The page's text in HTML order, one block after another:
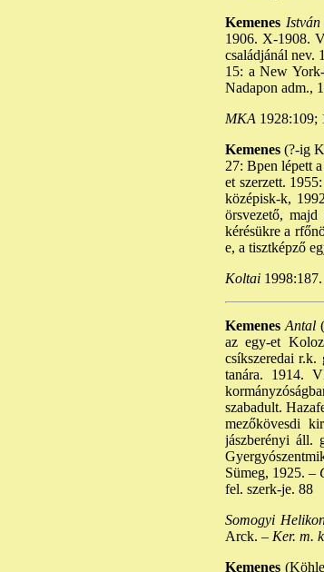
Kemenes István
1906. X-1908.
családjánál nev.
15: a New
Nadapon adm.,
MKA 1928:109;
Kemenes (?-ig
27: Bpen lépett
et szerzett.
középisk-k,
örsvezető, majd
kérésükre a
e, a tisztképző
Koltai 1998:187.
Kemenes Antal
az egy-et
csíkszeredai
tanára. 1914.
szabadult.
mezőkövesdi
jászberényi áll.
Sümeg, 1925. –
fel. szerk-je. 88
Somogyi
Arck. – Ker. m.
Kemenes